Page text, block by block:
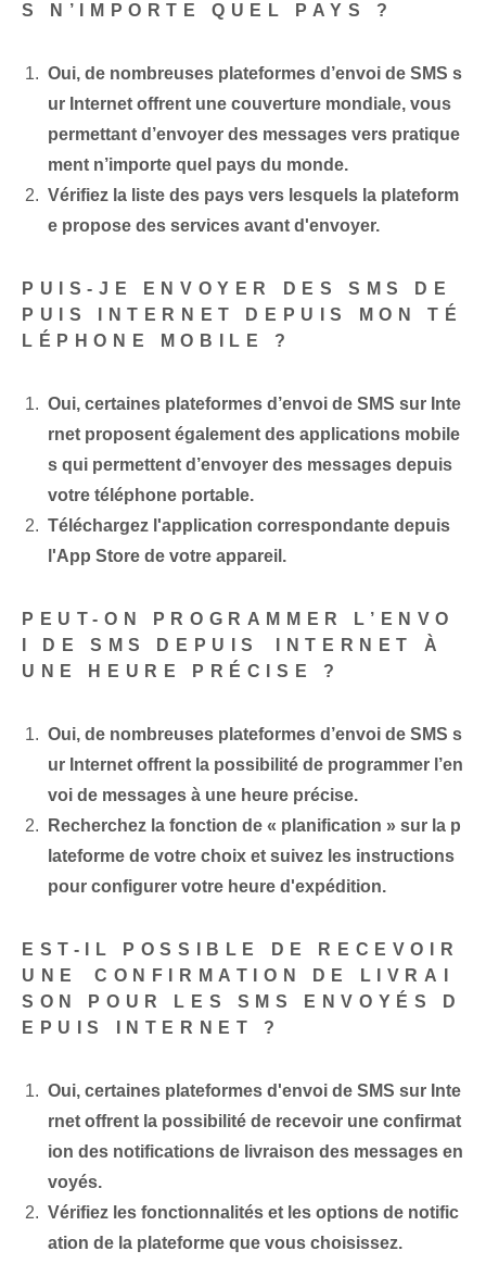
S N’IMPORTE QUEL PAYS ?
Oui, de nombreuses plateformes d’envoi de SMS s
ur Internet offrent une couverture mondiale, vous
permettant d’envoyer des messages vers pratique
ment n’importe quel pays du monde.
Vérifiez la liste des pays vers lesquels la plateform
e propose des services avant d'envoyer.
PUIS-JE ENVOYER DES SMS DE
PUIS INTERNET DEPUIS MON TÉ
LÉPHONE MOBILE ?
Oui, certaines plateformes d’envoi de SMS sur Inte
rnet proposent également des applications mobile
s qui permettent d’envoyer des messages depuis
votre téléphone portable.
Téléchargez l'application correspondante depuis
l'App Store de votre appareil.
PEUT-ON PROGRAMMER L’ENVO
I DE SMS DEPUIS⁢ INTERNET À
UNE HEURE PRÉCISE ?
Oui, de nombreuses plateformes d’envoi de SMS s
ur Internet offrent la possibilité de programmer l’en
voi de messages à une heure précise.
Recherchez la fonction de « planification » sur la p
lateforme de votre choix et suivez les instructions‍
pour configurer votre heure d'expédition⁢.
EST-IL POSSIBLE DE RECEVOIR
UNE ⁢CONFIRMATION DE LIVRAI
SON POUR LES SMS‌ ENVOYÉS D
EPUIS INTERNET ?
Oui, certaines plateformes d'envoi de SMS sur Inte
rnet offrent la possibilité de recevoir une confirmat
ion des notifications de livraison des messages en
voyés.
Vérifiez les fonctionnalités et les options de notific
ation de la plateforme que vous choisissez.